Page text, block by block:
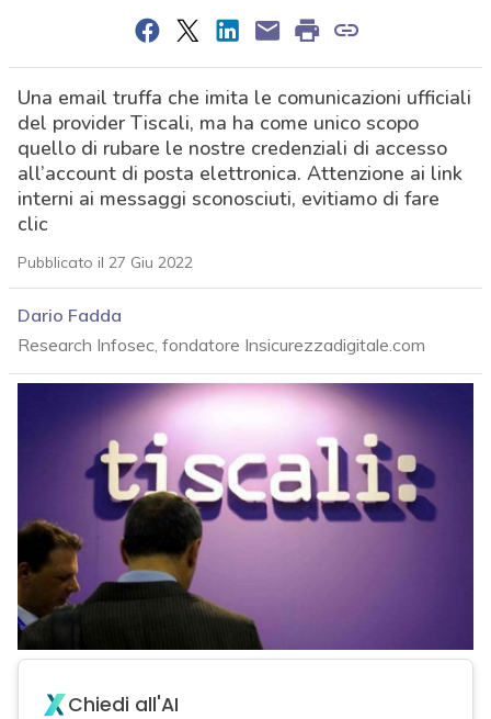
Una email truffa che imita le comunicazioni ufficiali
del provider Tiscali, ma ha come unico scopo
quello di rubare le nostre credenziali di accesso
all’account di posta elettronica. Attenzione ai link
interni ai messaggi sconosciuti, evitiamo di fare
clic
Pubblicato il 27 Giu 2022
Dario Fadda
Research Infosec, fondatore Insicurezzadigitale.com
Chiedi all'AI